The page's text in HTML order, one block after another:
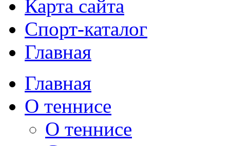
Карта сайта
Спорт-каталог
Главная
Главная
О теннисе
О теннисе